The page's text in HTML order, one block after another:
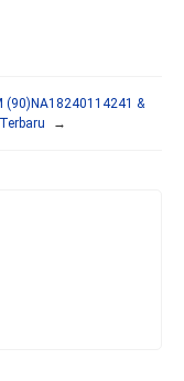
(90)NA18240114241 &
→